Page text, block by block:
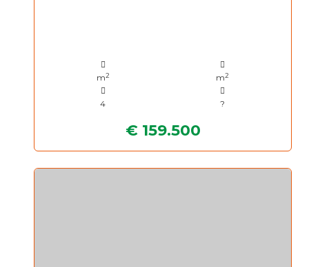
m2 m2
4 ?
€ 159.500